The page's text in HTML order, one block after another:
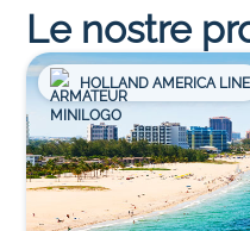
Le nostre
HOLLAND AMERICA LINE